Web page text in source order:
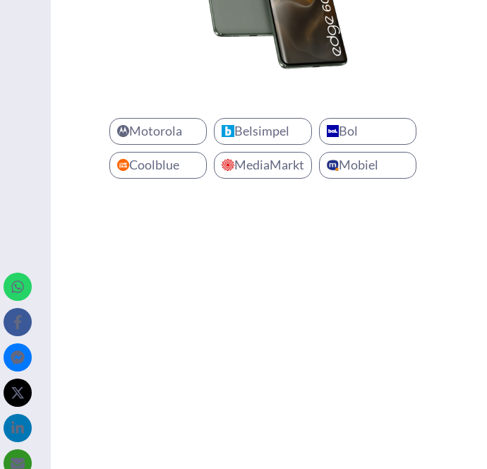
Motorola Belsimpel Bol
Coolblue MediaMarkt Mobiel